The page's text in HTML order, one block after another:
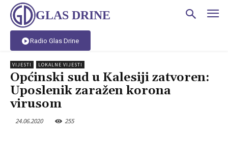
GLAS DRINE
Radio Glas Drine
VIJESTI LOKALNE VIJESTI
Općinski sud u Kalesiji zatvoren:
Uposlenik zaražen korona
virusom
24.06.2020 255